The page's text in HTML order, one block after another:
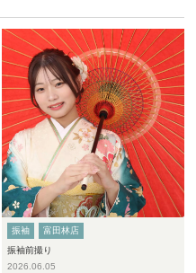
振袖
富田林店
振袖前撮り
2026.06.05